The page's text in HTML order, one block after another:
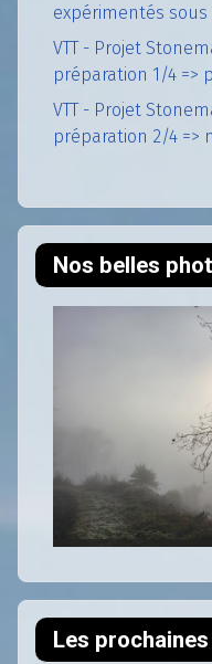
expérimentés sous
VTT - Projet
préparation 1/4 =>
VTT - Projet
préparation 2/4 =>
Nos belles
Les